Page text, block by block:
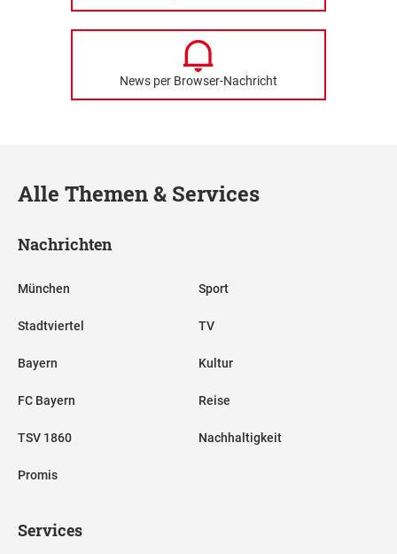
News per Browser-Nachricht
Alle Themen & Services
Nachrichten
München
Stadtviertel
Bayern
FC Bayern
TSV 1860
Promis
Sport
TV
Kultur
Reise
Nachhaltigkeit
Services